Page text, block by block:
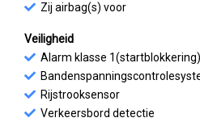
Zij airbag(s) voor
Veiligheid
Alarm klasse 1(startblokkering)
Rijstrooksensor
Verkeersbord detectie